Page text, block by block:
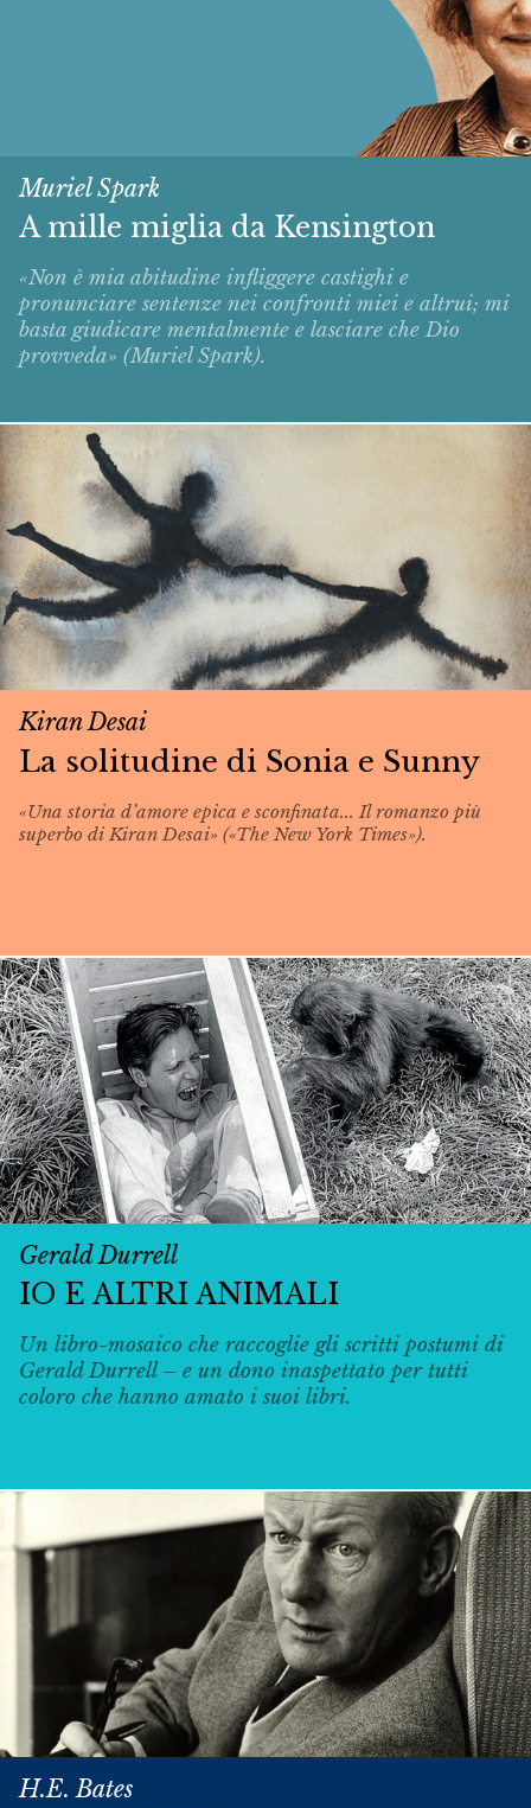
Muriel Spark
A mille miglia da Kensington
«Non è mia abitudine infliggere castighi e
pronunciare sentenze nei confronti miei e altrui; mi
basta giudicare mentalmente e lasciare che Dio
provveda» (Muriel Spark).
Kiran Desai
La solitudine di Sonia e Sunny
«Una storia d’amore epica e sconfinata... Il romanzo più
superbo di Kiran Desai» («The New York Times»).
Gerald Durrell
IO E ALTRI ANIMALI
Un libro-mosaico che raccoglie gli scritti postumi di
Gerald Durrell – e un dono inaspettato per tutti
coloro che hanno amato i suoi libri.
H.E. Bates